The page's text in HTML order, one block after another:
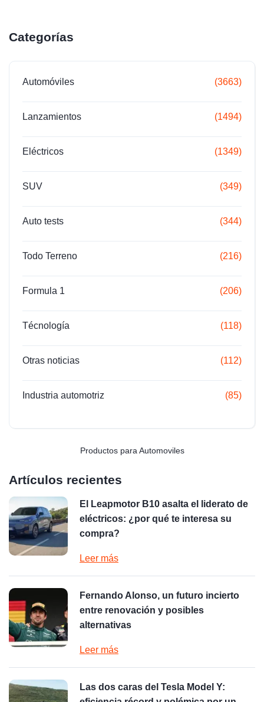
Categorías
Automóviles (3663)
Lanzamientos (1494)
Eléctricos (1349)
SUV (349)
Auto tests (344)
Todo Terreno (216)
Formula 1 (206)
Técnología (118)
Otras noticias (112)
Industria automotriz (85)
Productos para Automoviles
Artículos recientes
El Leapmotor B10 asalta el liderato de
eléctricos: ¿por qué te interesa su
compra?
Leer más
Fernando Alonso, un futuro incierto
entre renovación y posibles
alternativas
Leer más
Las dos caras del Tesla Model Y: